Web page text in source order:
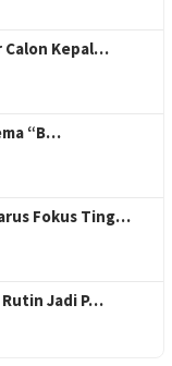
Calon Kepal…
“B…
Fokus Ting…
Rutin Jadi P…